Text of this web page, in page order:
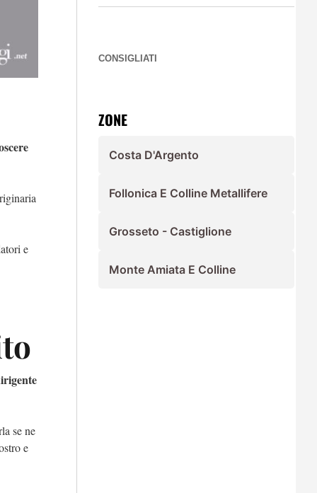
e
se ne
e
CONSIGLIATI
ZONE
Costa D'Argento
Follonica E Colline Metallifere
Grosseto - Castiglione
Monte Amiata E Colline